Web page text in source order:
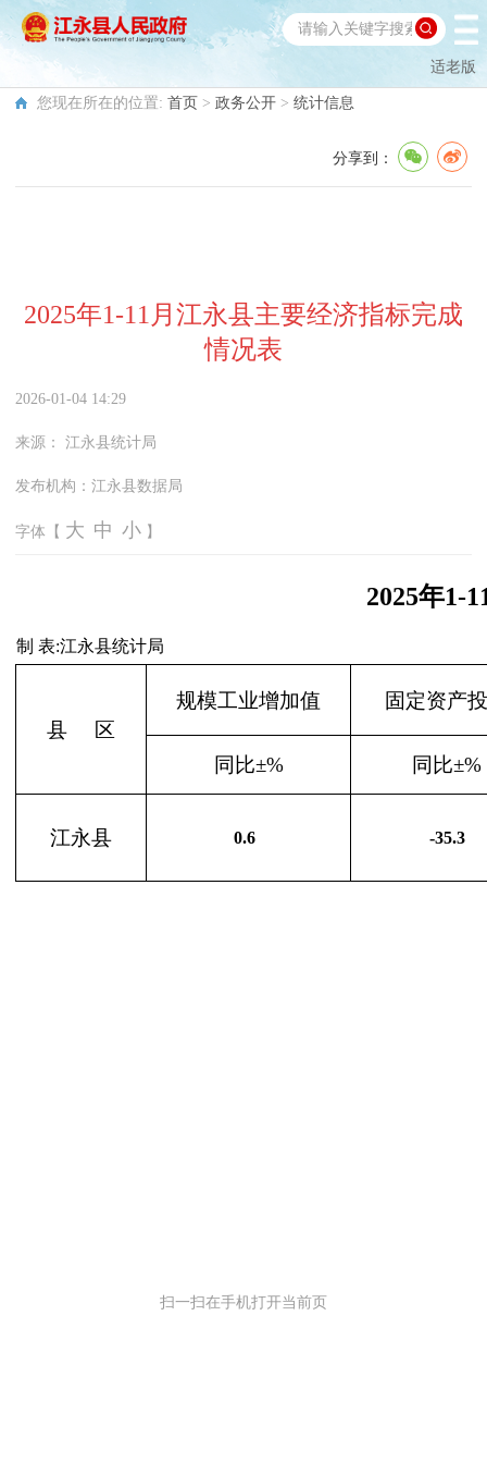
适老版
您现在所在的位置: 首页 > 政务公开 > 统计信息
分享到：
2025年1-11月江永县主要经济指标完成
情况表
2026-01-04 14:29
来源： 江永县统计局
发布机构： 江永县数据局
字体【 大 中 小 】
2025年1-
制 表:江永县统计局
县 区
规模工业增加值 固定资产
同比±% 同比±%
江永县 0.6 -35.3
扫一扫在手机打开当前页